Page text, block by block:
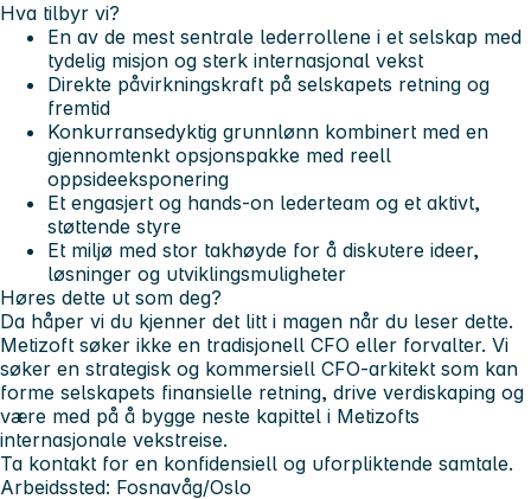
Hva tilbyr vi?
En av de mest sentrale lederrollene i et selskap med
tydelig misjon og sterk internasjonal vekst
Direkte påvirkningskraft på selskapets retning og
fremtid
Konkurransedyktig grunnlønn kombinert med en
gjennomtenkt opsjonspakke med reell
oppsideeksponering
Et engasjert og hands-on lederteam og et aktivt,
støttende styre
Et miljø med stor takhøyde for å diskutere ideer,
løsninger og utviklingsmuligheter
Høres dette ut som deg?
Da håper vi du kjenner det litt i magen når du leser dette.
Metizoft søker ikke en tradisjonell CFO eller forvalter. Vi
søker en strategisk og kommersiell CFO-arkitekt som kan
forme selskapets finansielle retning, drive verdiskaping og
være med på å bygge neste kapittel i Metizofts
internasjonale vekstreise.
Ta kontakt for en konfidensiell og uforpliktende samtale.
Arbeidssted: Fosnavåg/Oslo